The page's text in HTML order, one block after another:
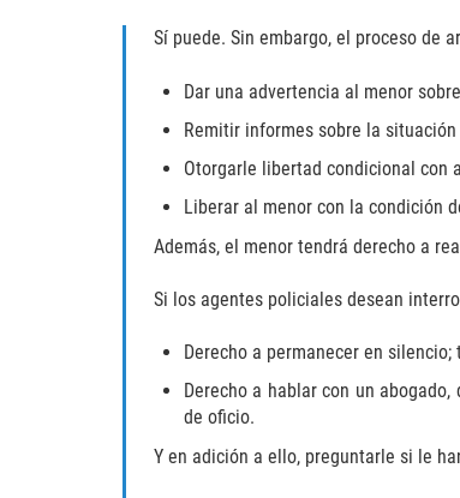
Sí puede. Sin embargo, el proceso de
Dar una advertencia al menor
Remitir informes sobre la
Otorgarle libertad condicional con
Liberar al menor con la condición
Además, el menor tendrá derecho a
Si los agentes policiales desean
Derecho a permanecer en
Derecho a hablar con un
de oficio.
Y en adición a ello, preguntarle si le